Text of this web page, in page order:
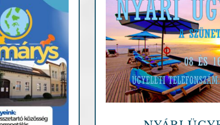
Fontosabb